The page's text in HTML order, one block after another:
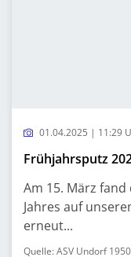
01.04.2025 | 11:29
Frühjahrsputz
Am 15. März
Jahres auf
erneut...
Quelle: ASV Undorf